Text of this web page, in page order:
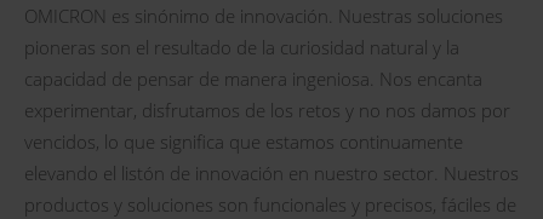
OMICRON es sinónimo de innovación. Nuestras soluciones
pioneras son el resultado de la curiosidad natural y la
capacidad de pensar de manera ingeniosa. Nos encanta
experimentar, disfrutamos de los retos y no nos damos por
vencidos, lo que significa que estamos continuamente
elevando el listón de innovación en nuestro sector. Nuestros
productos y soluciones son funcionales y precisos, fáciles de